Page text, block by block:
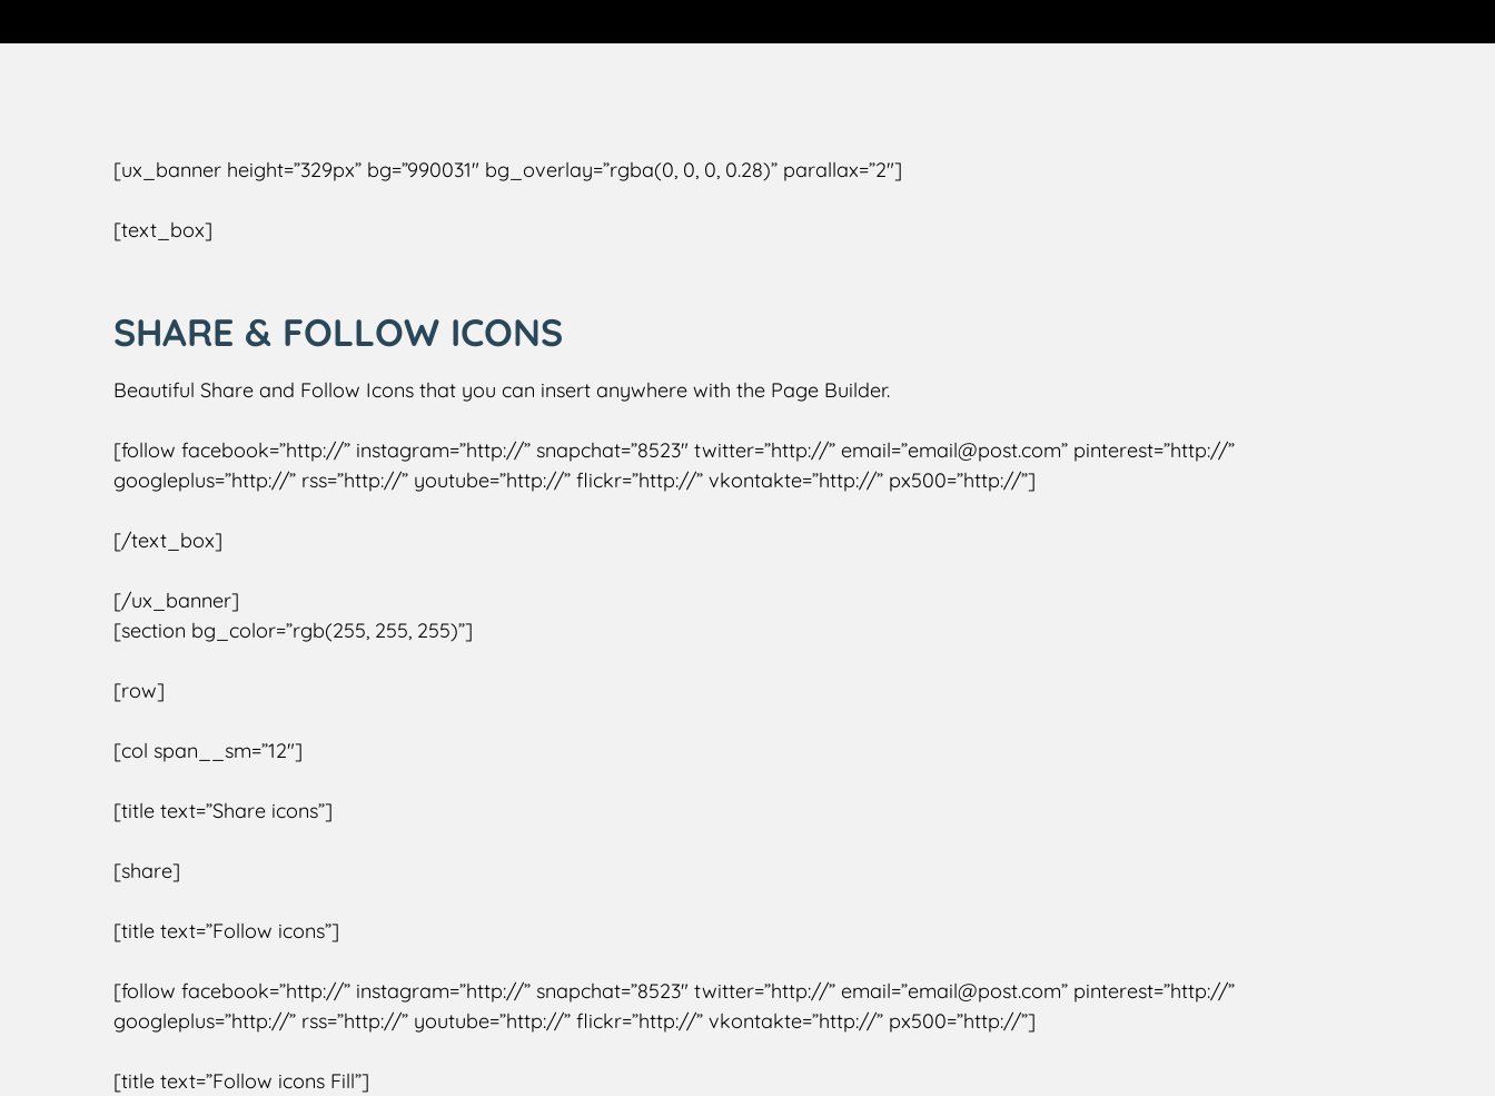
[ux_banner height=”329px” bg=”990031″ bg_overlay=”rgba(0, 0, 0, 0.28)” parallax=”2″]
[text_box]
SHARE & FOLLOW ICONS
Beautiful Share and Follow Icons that you can insert anywhere with the Page Builder.
[follow facebook=”http://” instagram=”http://” snapchat=”8523″ twitter=”http://” email=”email@post.com” pinterest=”http://”
googleplus=”http://” rss=”http://” youtube=”http://” flickr=”http://” vkontakte=”http://” px500=”http://”]
[/text_box]
[/ux_banner]
[section bg_color=”rgb(255, 255, 255)”]
[row]
[col span__sm=”12″]
[title text=”Share icons”]
[share]
[title text=”Follow icons”]
[follow facebook=”http://” instagram=”http://” snapchat=”8523″ twitter=”http://” email=”email@post.com” pinterest=”http://”
googleplus=”http://” rss=”http://” youtube=”http://” flickr=”http://” vkontakte=”http://” px500=”http://”]
[title text=”Follow icons Fill”]